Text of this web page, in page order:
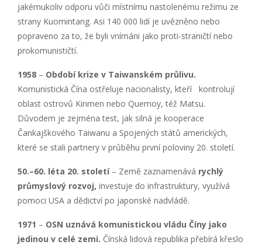
jakémukoliv odporu vůči místnímu nastolenému režimu ze
strany Kuomintang. Asi 140 000 lidí je uvězněno nebo
popraveno za to, že byli vnímáni jako proti-straničtí nebo
prokomunističtí.
1958 – Období krize v Taiwanském průlivu.
Komunistická Čína ostřeluje nacionalisty, kteří kontrolují
oblast ostrovů Kinmen nebo Quemoy, též Matsu.
Důvodem je zejména test, jak silná je kooperace
Čankajškového Taiwanu a Spojených států amerických,
které se stali partnery v průběhu první poloviny 20. století.
50.–60. léta 20. století – Země zaznamenává rychlý
průmyslový rozvoj, investuje do infrastruktury, využívá
pomoci USA a dědictví po japonské nadvládě.
1971 – OSN uznává komunistickou vládu Číny jako
jedinou v celé zemi. Čínská lidová republika přebírá křeslo